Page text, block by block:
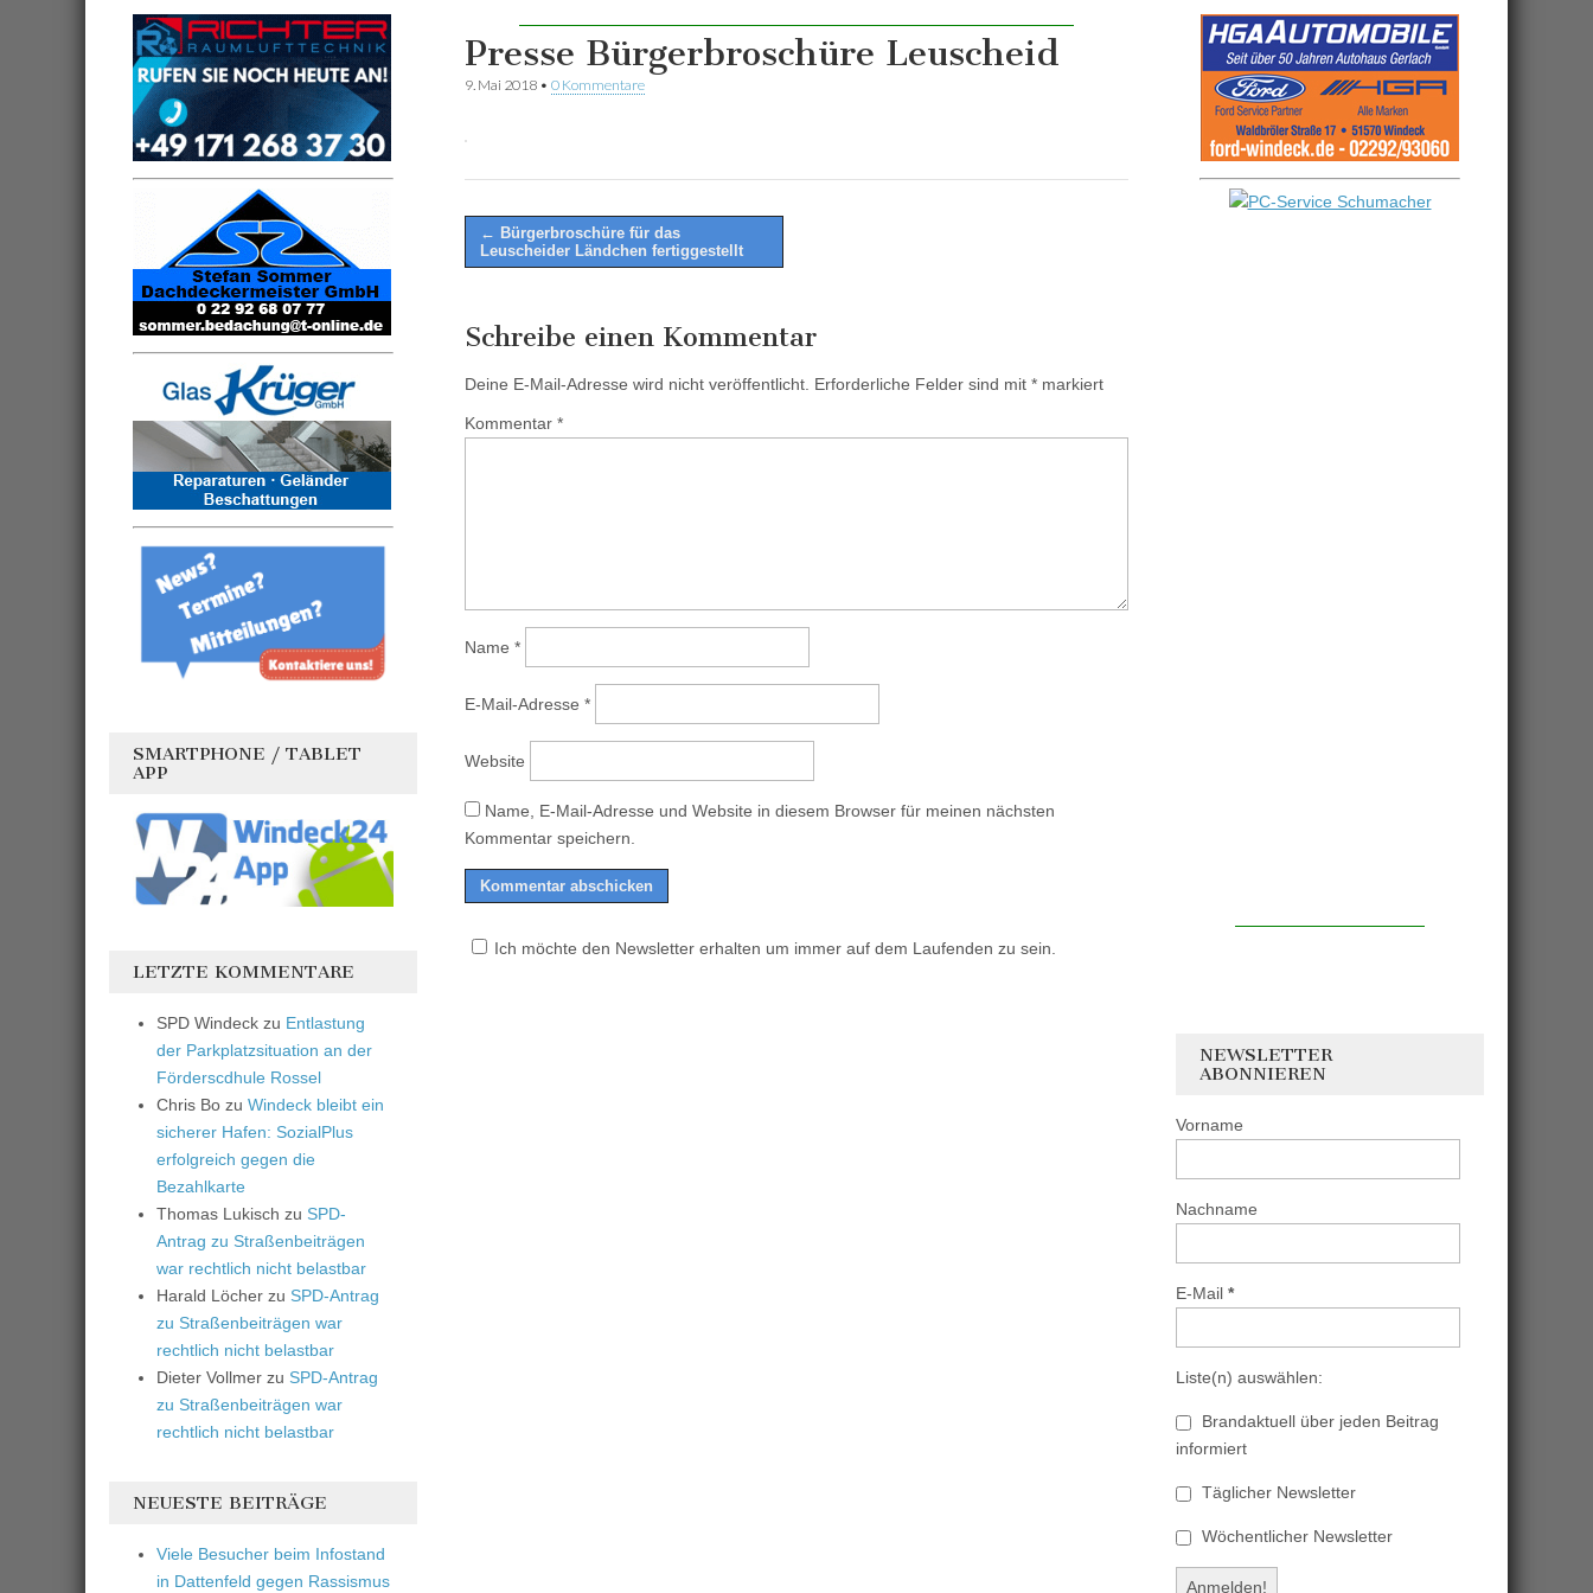
Presse Bürgerbroschüre Leuscheid
9. Mai 2018 • 0 Kommentare
Post
navigation
← Bürgerbroschüre für das
Leuscheider Ländchen fertiggestellt
Schreibe einen Kommentar
Deine E-Mail-Adresse wird nicht veröffentlicht. Erforderliche Felder sind mit * markiert
Kommentar *
Name *
E-Mail-Adresse *
Website
Name, E-Mail-Adresse und Website in diesem Browser für meinen nächsten
Kommentar speichern.
Ich möchte den Newsletter erhalten um immer auf dem Laufenden zu sein.
SMARTPHONE / TABLET
APP
LETZTE KOMMENTARE
SPD Windeck zu Entlastung
der Parkplatzsituation an der
Förderscdhule Rossel
Chris Bo zu Windeck bleibt ein
sicherer Hafen: SozialPlus
erfolgreich gegen die
Bezahlkarte
Thomas Lukisch zu SPD-
Antrag zu Straßenbeiträgen
war rechtlich nicht belastbar
Harald Löcher zu SPD-Antrag
zu Straßenbeiträgen war
rechtlich nicht belastbar
Dieter Vollmer zu SPD-Antrag
zu Straßenbeiträgen war
rechtlich nicht belastbar
NEUESTE BEITRÄGE
Viele Besucher beim Infostand
in Dattenfeld gegen Rassismus
NEWSLETTER
ABONNIEREN
Vorname
Nachname
E-Mail *
Liste(n) auswählen:
Brandaktuell über jeden Beitrag
informiert
Täglicher Newsletter
Wöchentlicher Newsletter